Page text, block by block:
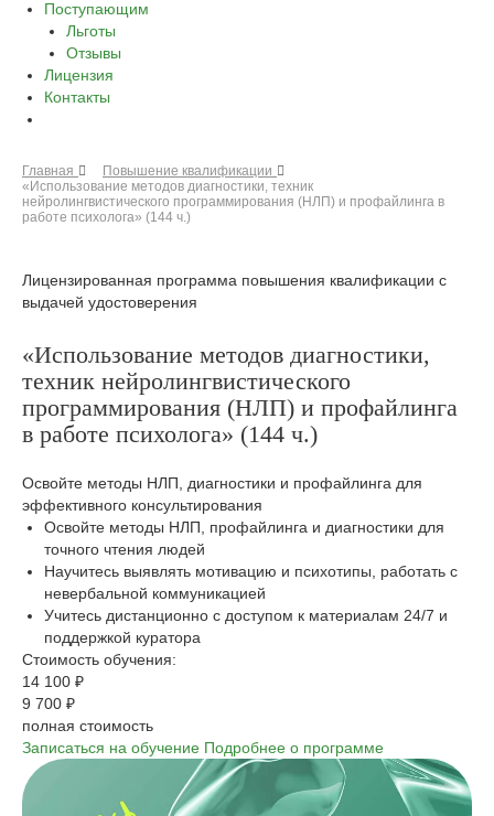
Поступающим
Льготы
Отзывы
Лицензия
Контакты
Главная
Повышение квалификации
«Использование методов диагностики, техник
нейролингвистического программирования (НЛП) и профайлинга в
работе психолога» (144 ч.)
Лицензированная программа повышения квалификации с
выдачей удостоверения
«Использование методов диагностики,
техник нейролингвистического
программирования (НЛП) и профайлинга
в работе психолога» (144 ч.)
Освойте методы НЛП, диагностики и профайлинга для
эффективного консультирования
Освойте методы НЛП, профайлинга и диагностики для
точного чтения людей
Научитесь выявлять мотивацию и психотипы, работать с
невербальной коммуникацией
Учитесь дистанционно с доступом к материалам 24/7 и
поддержкой куратора
Стоимость обучения:
14 100 ₽
9 700 ₽
полная стоимость
Записаться на обучение Подробнее о программе